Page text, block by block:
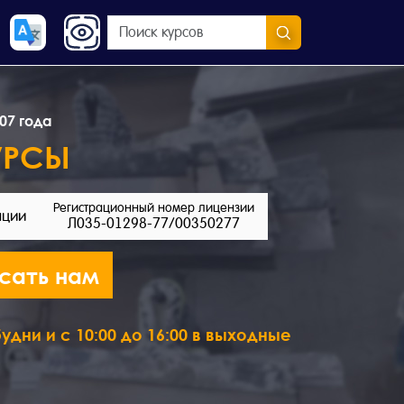
года
Регистрационный номер лицензии
Л035-01298-77/00350277
нам
и с 10:00 до 16:00 в выходные